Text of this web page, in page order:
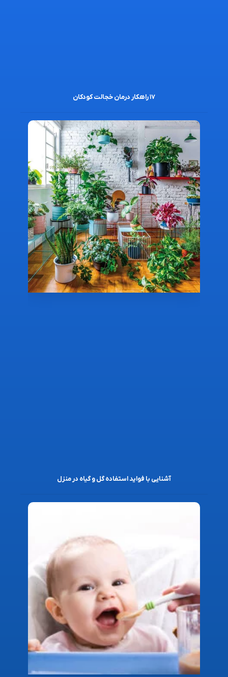
۱۷ راهکار درمان خجالت کودکان
آشنایی با فواید استفاده گل و گیاه در منزل